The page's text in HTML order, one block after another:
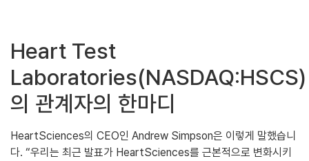
Heart Test
Laboratories(NASDAQ:HSCS)
의 관계자의 한마디
HeartSciences의 CEO인 Andrew Simpson은 이렇게 말했습니
다. “우리는 최근 발표가 HeartSciences를 근본적으로 변화시키